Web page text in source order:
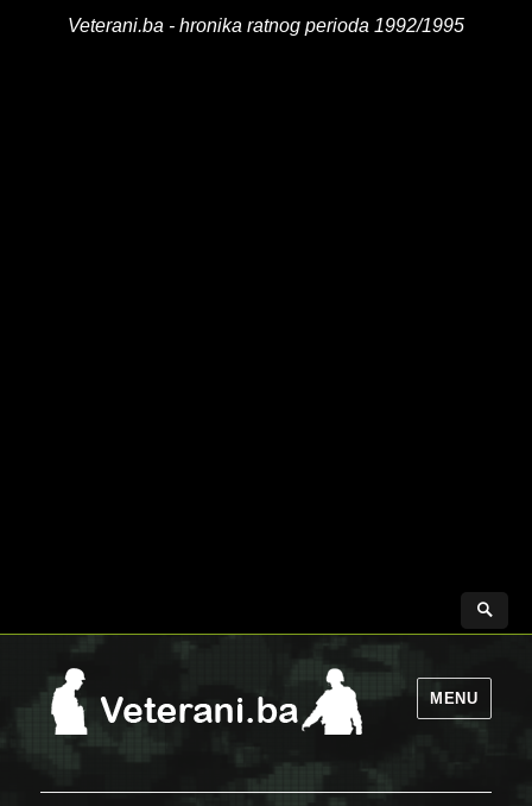
Veterani.ba - hronika ratnog perioda 1992/1995
MENU